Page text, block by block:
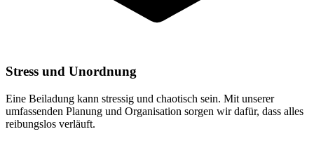
Stress und Unordnung
Eine Beiladung kann stressig und chaotisch sein. Mit unserer
umfassenden Planung und Organisation sorgen wir dafür, dass alles
reibungslos verläuft.